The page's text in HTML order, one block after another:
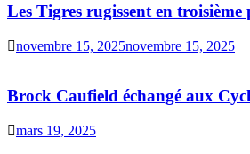
Les Tigres rugissent en troisième
novembre 15, 2025novembre 15, 2025
Brock Caufield échangé aux
mars 19, 2025